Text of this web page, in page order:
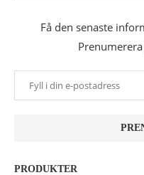
Få den senaste
PRODUKTER